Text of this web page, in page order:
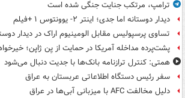
ترامپ، مرتکب جنایت جنگی شده است
دیدار دوستانه اما جدی؛ اینتر ۲- یوونتوس ۱ +فیلم
تساوی پرسپولیس مقابل الومینیوم اراک در دیدار
پشت‌پرده مداخله آمریکا در حمایت از یِن ژاپن؛
همتی: کنترل ترازنامه بانک‌ها با جدیت دنبال می‌شود
سفر رئیس دستگاه اطلاعاتی عربستان به عراق
دلیل مخالفت AFC با میزبانی آبی‌ها در عراق